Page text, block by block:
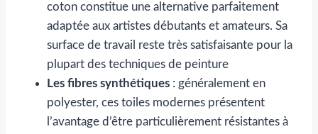
coton constitue une alternative parfaitement
adaptée aux artistes débutants et amateurs. Sa
surface de travail reste très satisfaisante pour la
plupart des techniques de peinture
Les fibres synthétiques : généralement en
polyester, ces toiles modernes présentent
l’avantage d’être particulièrement résistantes à